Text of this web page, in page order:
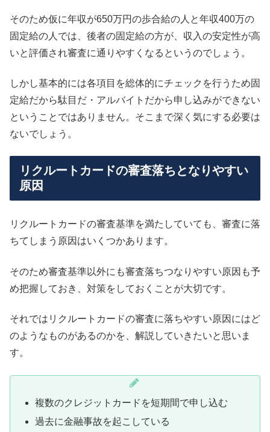
そのため仮に年収が650万円の歩合給の人と年収400万の
固定給の人では、後者の固定給の方が、収入の安定性が高
いと評価され審査に通りやすくなるというのでしょう。
しかし基本的には各項目を総体的にチェックを行うため固
定給だから駄目だ・アルバイトだから申し込みができない
ということではありません。そこまで深く気にする必要は
ないでしょう。
リクルートカードの審査落ちとなりやすい
原因
リクルートカードの審査基準を満たしていても、審査に落
ちてしまう原因はいくつかあります。
そのため審査基準以外にも審査落ちつなりやすい原因も予
め把握しておき、対策をしておくことが大切です。
それではリクルートカードの審査に落ちやすい原因にはど
のようなものがあるのかを、解説していきたいと思いま
す。
複数のクレジットカードを短期間で申し込む
過去に金融事故を起こしている